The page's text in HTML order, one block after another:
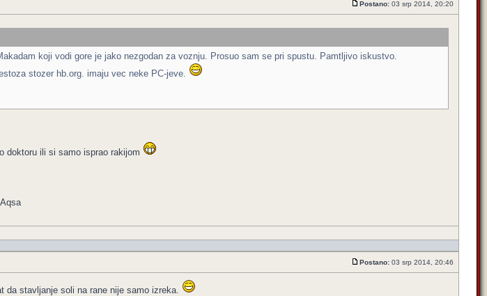
Postano: 03 srp 2014, 20:20
koji vodi gore je jako nezgodan za voznju. Prosuo sam se pri spustu. Pamtljivo iskustvo.
stozer hb.org. imaju vec neke PC-jeve.
doktoru ili si samo isprao rakijom
Postano: 03 srp 2014, 20:46
da stavljanje soli na rane nije samo izreka.